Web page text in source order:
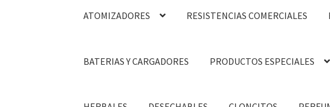
ATOMIZADORES RESISTENCIAS COMERCIALES
BATERIAS Y CARGADORES PRODUCTOS ESPECIALES